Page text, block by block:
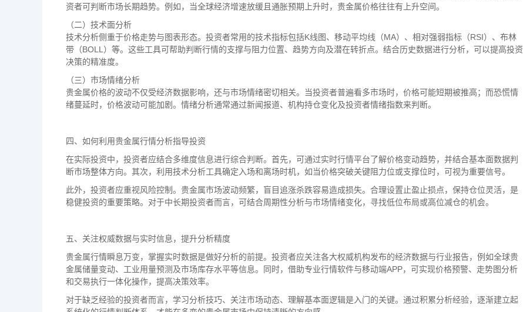
资者可判断市场长期趋势。例如，当全球经济增速放缓且通胀预期上升时，贵金属价格往往有上升空间。
（二）技术面分析
技术分析侧重于价格走势与图表形态。投资者常用的技术指标包括K线图、移动平均线（MA）、相对强弱指标（RSI）、布林
带（BOLL）等。这些工具可帮助判断行情的支撑与阻力位置、趋势方向及潜在转折点。结合历史数据进行分析，可以提高投资
决策的精准度。
（三）市场情绪分析
贵金属价格的波动不仅受经济数据影响，还与市场情绪密切相关。当投资者普遍看多市场时，价格可能短期被推高；而恐慌情
绪蔓延时，价格波动可能加剧。情绪分析通常通过新闻报道、机构持仓变化及投资者情绪指数来判断。
四、如何利用贵金属行情分析指导投资
在实际投资中，投资者应结合多维度信息进行综合判断。首先，可通过实时行情平台了解价格变动趋势，并结合基本面数据判
断市场整体方向。其次，利用技术分析工具确定入场和离场时机，如当价格突破关键阻力位或支撑位时，可视为重要信号。
此外，投资者应重视风险控制。贵金属市场波动频繁，盲目追涨杀跌容易造成损失。合理设置止盈止损点，保持仓位灵活，是
稳健投资的重要策略。对于中长期投资者而言，可结合周期性分析与市场情绪变化，寻找低位布局或高位减仓的机会。
五、关注权威数据与实时信息，提升分析精度
贵金属行情瞬息万变，掌握实时数据是做好分析的前提。投资者应关注各大权威机构发布的经济数据与行业报告，例如全球贵
金属储量变动、工业用量预测及市场库存水平等信息。同时，借助专业行情软件与移动端APP，可实现价格预警、走势图分析
和交易执行一体化操作，提高决策效率。
对于缺乏经验的投资者而言，学习分析技巧、关注市场动态、理解基本面逻辑是入门的关键。通过积累分析经验，逐渐建立起